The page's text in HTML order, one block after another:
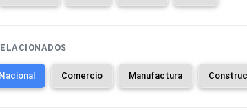
Comercio Manufactura